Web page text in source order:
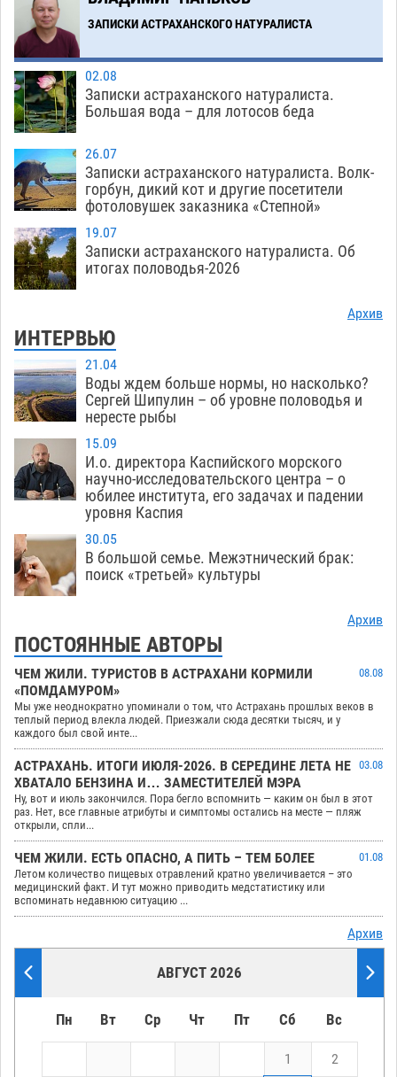
Краснодарской в Астрахани скончались
07.08
ЗАПИСКИ АСТРАХАНСКОГО НАТУРАЛИСТА
02.08
Записки астраханского натуралиста.
Большая вода – для лотосов беда
26.07
Записки астраханского натуралиста. Волк-
горбун, дикий кот и другие посетители
фотоловушек заказника «Степной»
19.07
Записки астраханского натуралиста. Об
итогах половодья-2026
Архив
ИНТЕРВЬЮ
21.04
Воды ждем больше нормы, но насколько?
Сергей Шипулин – об уровне половодья и
нересте рыбы
15.09
И.о. директора Каспийского морского
научно-исследовательского центра – о
юбилее института, его задачах и падении
уровня Каспия
30.05
В большой семье. Межэтнический брак:
поиск «третьей» культуры
Архив
ПОСТОЯННЫЕ АВТОРЫ
ЧЕМ ЖИЛИ. ТУРИСТОВ В АСТРАХАНИ КОРМИЛИ
«ПОМДАМУРОМ»
08.08
Мы уже неоднократно упоминали о том, что Астрахань прошлых веков в
теплый период влекла людей. Приезжали сюда десятки тысяч, и у
каждого был свой инте...
АСТРАХАНЬ. ИТОГИ ИЮЛЯ-2026. В СЕРЕДИНЕ ЛЕТА НЕ
ХВАТАЛО БЕНЗИНА И… ЗАМЕСТИТЕЛЕЙ МЭРА
03.08
Ну, вот и июль закончился. Пора бегло вспомнить — каким он был в этот
раз. Нет, все главные атрибуты и симптомы остались на месте — пляж
открыли, спли...
ЧЕМ ЖИЛИ. ЕСТЬ ОПАСНО, А ПИТЬ – ТЕМ БОЛЕЕ
01.08
Летом количество пищевых отравлений кратно увеличивается – это
медицинский факт. И тут можно приводить медстатистику или
вспоминать недавнюю ситуацию ...
Архив
АВГУСТ 2026
Пн Вт Ср Чт Пт Сб Вс
1 2